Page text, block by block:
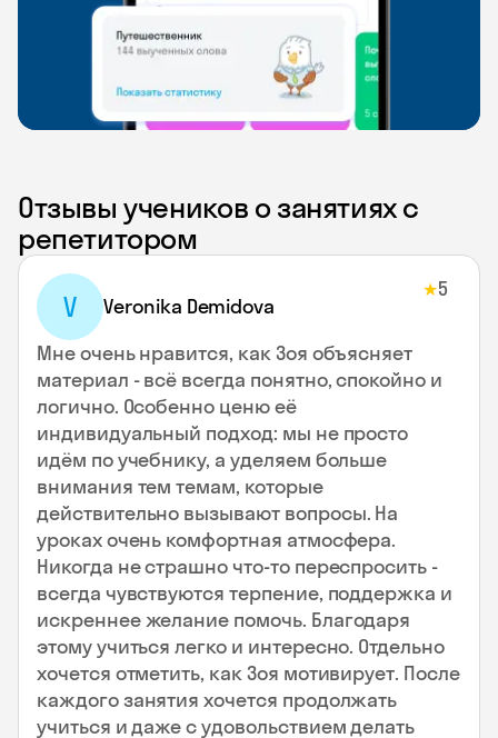
Отзывы учеников о занятиях с
репетитором
V Veronika Demidova
★5
Мне очень нравится, как Зоя объясняет
материал - всё всегда понятно, спокойно и
логично. Особенно ценю её
индивидуальный подход: мы не просто
идём по учебнику, а уделяем больше
внимания тем темам, которые
действительно вызывают вопросы. На
уроках очень комфортная атмосфера.
Никогда не страшно что-то переспросить -
всегда чувствуются терпение, поддержка и
искреннее желание помочь. Благодаря
этому учиться легко и интересно. Отдельно
хочется отметить, как Зоя мотивирует. После
каждого занятия хочется продолжать
учиться и даже с удовольствием делать